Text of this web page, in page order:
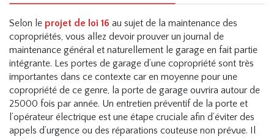
Selon le projet de loi 16 au sujet de la maintenance des
copropriétés, vous allez devoir prouver un journal de
maintenance général et naturellement le garage en fait partie
intégrante. Les portes de garage d’une copropriété sont très
importantes dans ce contexte car en moyenne pour une
copropriété de ce genre, la porte de garage ouvrira autour de
25000 fois par année. Un entretien préventif de la porte et
l’opérateur électrique est une étape cruciale afin d’éviter des
appels d’urgence ou des réparations couteuse non prévue. Il